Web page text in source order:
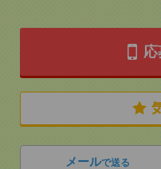
メールで送る